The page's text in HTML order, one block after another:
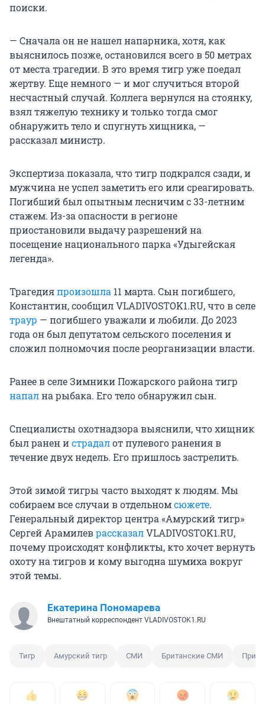
поиски.
— Сначала он не нашел напарника, хотя, как
выяснилось позже, остановился всего в 50 метрах
от места трагедии. В это время тигр уже поедал
жертву. Еще немного — и мог случиться второй
несчастный случай. Коллега вернулся на стоянку,
взял тяжелую технику и только тогда смог
обнаружить тело и спугнуть хищника, —
рассказал министр.
Экспертиза показала, что тигр подкрался сзади, и
мужчина не успел заметить его или среагировать.
Погибший был опытным лесничим с 33-летним
стажем. Из-за опасности в регионе
приостановили выдачу разрешений на
посещение национального парка «Удыгейская
легенда».
Трагедияпроизошла 11 марта. Сын погибшего,
Константин, сообщил VLADIVOSTOK1.RU, что в селе
траур — погибшего уважали и любили. До 2023
года он был депутатом сельского поселения и
сложил полномочия после реорганизации власти.
Ранее в селе Зимники Пожарского района тигр
напална рыбака. Его тело обнаружил сын.
Специалисты охотнадзора выяснили, что хищник
был ранен истрадалот пулевого ранения в
течение двух недель. Его пришлось застрелить.
Этой зимой тигры часто выходят к людям. Мы
собираем все случаи в отдельномсюжете.
Генеральный директор центра «Амурский тигр»
Сергей АрамилеврассказалVLADIVOSTOK1.RU,
почему происходят конфликты, кто хочет вернуть
охоту на тигров и кому выгодна шумиха вокруг
этой темы.
Екатерина Пономарева
Внештатный корреспондент VLADIVOSTOK1.RU
Тигр Амурский тигр СМИ Британские СМИ